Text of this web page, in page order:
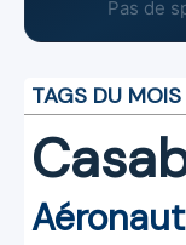
Pas de
TAGS DU MOIS